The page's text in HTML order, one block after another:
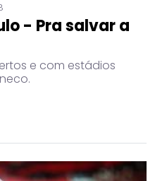
- Pra salvar a
e com estádios